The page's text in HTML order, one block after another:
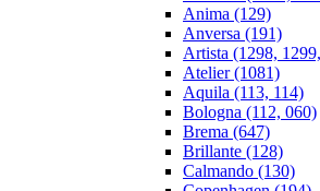
Anima (129)
Anversa (191)
Artista (1298,
Atelier (1081)
Aquila (113, 114)
Bologna (112, 060)
Brema (647)
Brillante (128)
Calmando (130)